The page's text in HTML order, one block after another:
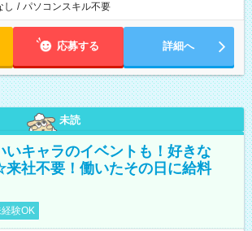
し / パソコンスキル不要
応募する 詳細へ
未読
いキャラのイベントも！好きな
社不要！働いたその日に給料
験OK